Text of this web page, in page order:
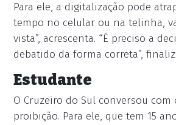
Para ele, a digitalização pode
tempo no celular ou na telinha,
vista”, acrescenta. “É preciso a
debatido da forma correta”,
Estudante
O Cruzeiro do Sul conversou
proibição. Para ele, que tem 15